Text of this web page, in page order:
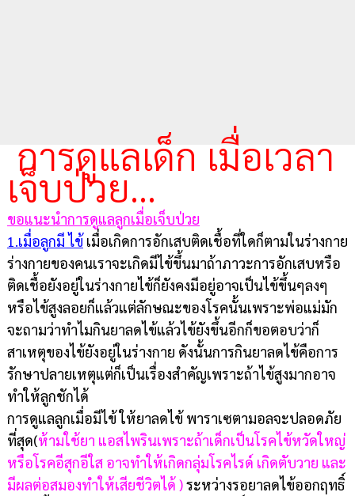
การดูแลเด็ก เมื่อเวลา
เจ็บป่วย...
ขอแนะนำการดูแลลูกเมื่อเจ็บป่วย
1.เมื่อลูกมี ไข้เมื่อเกิดการอักเสบติดเชื้อที่ใดก็ตามในร่างกาย
ร่างกายของคนเราจะเกิดมีไข้ขึ้นมาถ้าภาวะการอักเสบหรือ
ติดเชื้อยังอยู่ในร่างกายไข้ก็ยังคงมีอยู่อาจเป็นไข้ขึ้นๆลงๆ
หรือไข้สูงลอยก็แล้วแต่ลักษณะของโรคนั้นเพราะพ่อแม่มัก
จะถามว่าทำไมกินยาลดไข้แล้วไข้ยังขึ้นอีกก็ขอตอบว่าก็
สาเหตุของไข้ยังอยู่ในร่างกาย ดังนั้นการกินยาลดไข้คือการ
รักษาปลายเหตุแต่ก็เป็นเรื่องสำคัญเพราะถ้าไข้สูงมากอาจ
ทำให้ลูกชักได้
การดูแลลูกเมื่อมีไข้ ให้ยาลดไข้ พาราเซตามอลจะปลอดภัย
ที่สุด(ห้ามใช้ยา แอสไพรินเพราะถ้าเด็กเป็นโรคไข้หวัดใหญ่
หรือโรคอีสุกอีใส อาจทำให้เกิดกลุ่มโรคไรด์ เกิดตับวาย และ
มีผลต่อสมองทำให้เสียชีวิตได้ )ระหว่างรอยาลดไข้ออกฤทธิ์